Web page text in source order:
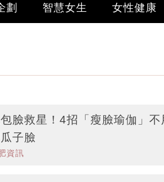
劃 智慧女生 女性健康
臉救星！4招「瘦臉瑜伽」不
子臉
資訊